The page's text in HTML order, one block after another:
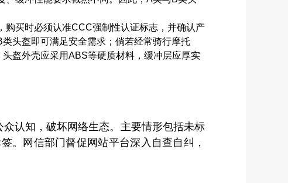
购买时必须认准CCC强制性认证标志，并确认产
头盔即可满足安全需求；倘若经常骑行摩托
盔外壳应采用ABS等硬质材料，缓冲层应厚实
认知，破坏网络生态。主要情形包括未标
。网信部门督促网站平台深入自查自纠，